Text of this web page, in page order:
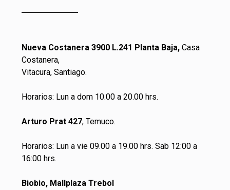
Nueva Costanera 3900 L.241 Planta Baja, Casa
Costanera,
Vitacura, Santiago.
Horarios: Lun a dom 10.00 a 20.00 hrs.
Arturo Prat 427, Temuco.
Horarios: Lun a vie 09.00 a 19.00 hrs. Sab 12:00 a
16:00 hrs.
Biobio, Mallplaza Trebol